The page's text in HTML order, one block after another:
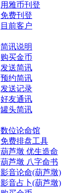
用雅币刊登
免费刊登
目前客户
简讯说明
购买金币
发送简讯
预约简讯
发送记录
好友通讯
罐头简讯
数位论命馆
免费排盘工具
葫芦墩 优生造命
葫芦墩 八字命书
影音论命(葫芦墩)
影音占卜(葫芦墩)